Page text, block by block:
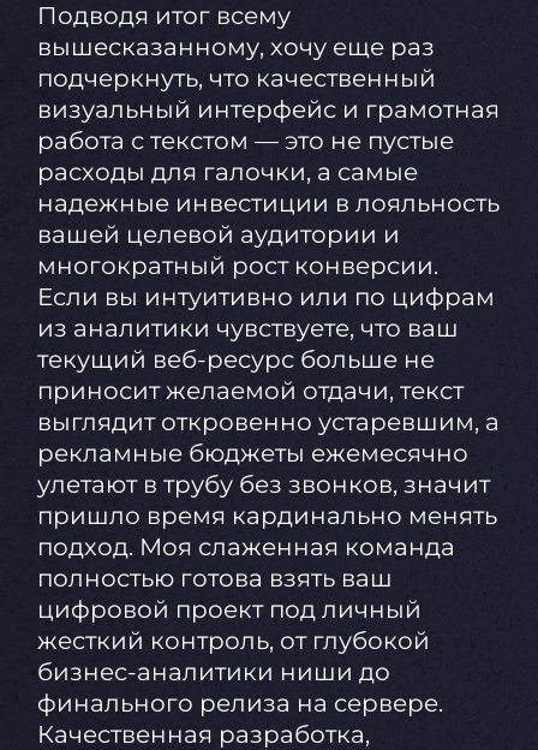
Подводя итог всему
вышесказанному, хочу еще раз
подчеркнуть, что качественный
визуальный интерфейс и грамотная
работа с текстом — это не пустые
расходы для галочки, а самые
надежные инвестиции в лояльность
вашей целевой аудитории и
многократный рост конверсии.
Если вы интуитивно или по цифрам
из аналитики чувствуете, что ваш
текущий веб-ресурс больше не
приносит желаемой отдачи, текст
выглядит откровенно устаревшим, а
рекламные бюджеты ежемесячно
улетают в трубу без звонков, значит
пришло время кардинально менять
подход. Моя слаженная команда
полностью готова взять ваш
цифровой проект под личный
жесткий контроль, от глубокой
бизнес-аналитики ниши до
финального релиза на сервере.
Качественная разработка,